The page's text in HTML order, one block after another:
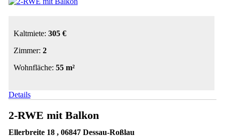
Kaltmiete: 305 €
Zimmer: 2
Wohnfläche: 55 m²
Details
2-RWE mit Balkon
Ellerbreite 18 , 06847 Dessau-Roßlau